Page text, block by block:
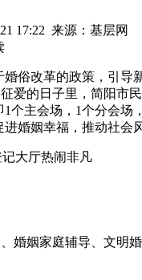
17:22 来源：基层网
婚俗改革的政策，引导
征爱的日子里，简阳市
1个主会场，1个分会场
婚姻幸福，推动社会
记大厅热闹非凡
、婚姻家庭辅导、文明